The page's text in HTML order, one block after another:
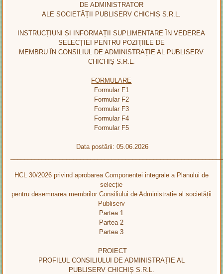
DE ADMINISTRATOR
ALE SOCIETĂȚII PUBLISERV CHICHIȘ S.R.L.
INSTRUCȚIUNI ȘI INFORMAȚII SUPLIMENTARE ÎN VEDEREA
SELECȚIEI PENTRU POZIŢIILE DE
MEMBRU ÎN CONSILIUL DE ADMINISTRAȚIE AL PUBLISERV
CHICHIȘ S.R.L.
FORMULARE
Formular F1
Formular F2
Formular F3
Formular F4
Formular F5
Data postării: 05.06.2026
HCL 30/2026 privind aprobarea Componentei integrale a Planului de
selecție
pentru desemnarea membrilor Consiliului de Administrație al societății
Publiserv
Partea 1
Partea 2
Partea 3
PROIECT
PROFILUL CONSILIULUI DE ADMINISTRAȚIE AL
PUBLISERV CHICHIȘ S.R.L.